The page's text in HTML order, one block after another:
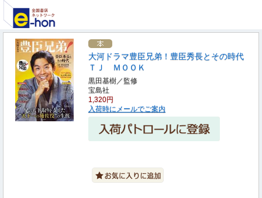
大河ドラマ豊臣兄弟！豊臣秀長とその時代
ＴＪ ＭＯＯＫ
黒田基樹／監修
宝島社
1,320円
入荷時にメールでご案内